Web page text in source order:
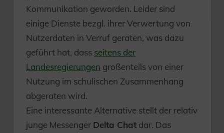
Kommunikation geworden. Leider sind
einige Dienste bezgl. ihrer Verwertung von
Nutzerdaten in Verruf geraten, was dazu
geführt hat, dass seitens der
Landesregierungen großenteils von einer
Nutzung im schulischen Zusammenhang
abgeraten wird.
Eine interessante Alternative stellt der relativ
junge Messenger Delta Chat dar. Das